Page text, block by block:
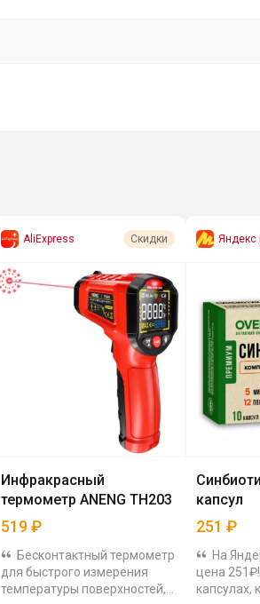
AliExpress Скидки
Инфракрасный
термометр ANENG TH203
519₽
Бесконтактный термометр
для быстрого измерения
температуры поверхностей,
Яндекс
капсул
251 ₽
На
цена
капсулах,